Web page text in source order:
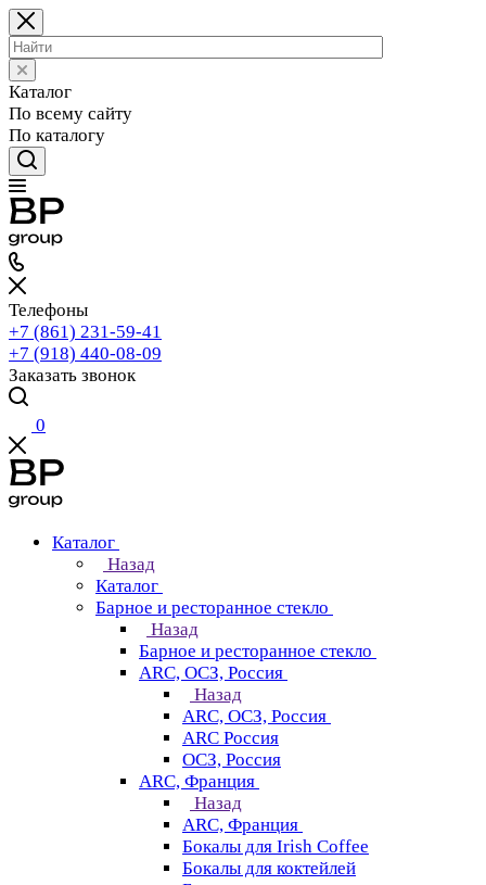
Каталог
По всему сайту
По каталогу
Телефоны
+7 (861) 231-59-41
+7 (918) 440-08-09
Заказать звонок
0
Каталог
Назад
Каталог
Барное и ресторанное стекло
Назад
Барное и ресторанное стекло
ARC, ОСЗ, Россия
Назад
ARC, ОСЗ, Россия
ARC Россия
ОСЗ, Россия
ARC, Франция
Назад
ARC, Франция
Бокалы для Irish Coffee
Бокалы для коктейлей